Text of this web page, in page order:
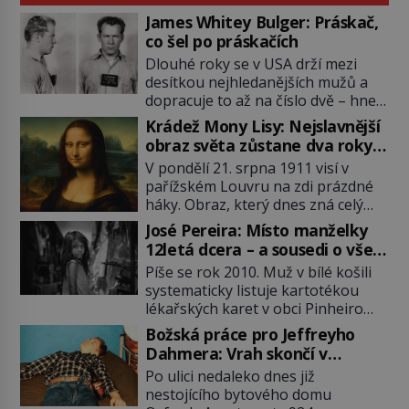
James Whitey Bulger: Práskač,
co šel po práskačích
Dlouhé roky se v USA drží mezi
desítkou nejhledanějších mužů a
dopracuje to až na číslo dvě – hned
po Usámovi bin Ládinovi (1957–
2011). To je James „Whitey“ Bulger
(1929–2018) viněný ze spoluúčasti
na 19 vraždách, vydírání a lichvy. A
samozřejmě, krom toho je ještě
drogový dealer, který neváhá
odstranit z cesty všechny práskače,
zatímco […]
Krádež Mony Lisy: Nejslavnější
obraz světa zůstane dva roky
nezvěstný
V pondělí 21. srpna 1911 visí v
pařížském Louvru na zdi prázdné
háky. Obraz, který dnes zná celý
svět, je pryč. Zpočátku si nikdo
nemyslí, že jde o krádež.
Zaměstnanci jsou přesvědčeni, že
Mona Lisa je jen v restaurátorské
dílně nebo u fotografa. Když se
ukáže pravda, propukne jeden z
největších honů na zloděje v […]
José Pereira: Místo manželky
12letá dcera – a sousedi o všem
vědí!
Píše se rok 2010. Muž v bílé košili
systematicky listuje kartotékou
lékařských karet v obci Pinheiro
ležící asi 20 kilometrů od farmy s
podivínským majitelem. Něco tu
nesedí. Ledaže… Ledaže by ta
mladá dívka z farmy byla ne
manželkou, ale dcerou – a všechny
Božská práce pro Jeffreyho
Dahmera: Vrah skončí v
tratolišti krve ve vězeňských
umývárnách
Po ulici nedaleko dnes již
nestojícího bytového domu